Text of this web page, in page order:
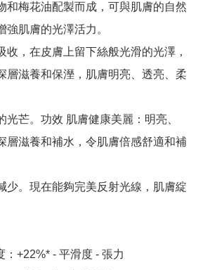
和梅花油配製而成，可與肌膚的自然
肌膚的光澤活力。
收，在皮膚上留下絲般光滑的光澤，
層滋養和保溼，肌膚明亮、透亮、柔
光芒。功效 肌膚健康美麗：明亮、
層滋養和補水，令肌膚倍感舒適和補
少。現在能夠完美反射光線，肌膚綻
：+22%* - 平滑度 - 張力